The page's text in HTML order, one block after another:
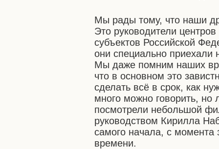
Мы рады тому, что наши
Это руководители
субъектов Российской
они специально приехали
Мы даже помним наших
что в основном это
сделать всё в срок, как
много можно говорить, но
посмотрели небольшой
руководством Кирилла
самого начала, с момента
времени.